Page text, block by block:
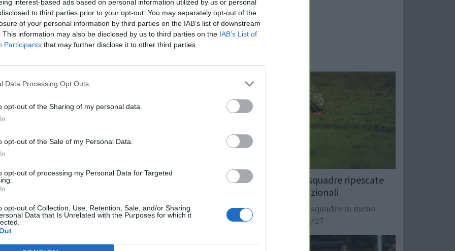
interest-based ads based on personal information utilized by us or personal
to third parties prior to your opt-out. You may separately opt-out of the
of your personal information by third parties on the IAB’s list of downstream
This information may also be disclosed by us to third parties on the IAB’s List of
Participants that may further disclose it to other third parties.
Data Processing Opt Outs
opt-out of the Sharing of my personal data.
opt-out of the Sale of my Personal Data.
opt-out of processing my Personal Data for Targeted
opt-out of Collection, Use, Retention, Sale, and/or Sharing
Data that Is Unrelated with the Purposes for which it
della Rugby World Cup 2023
Rugby: Record di squadre ripescate
nei campionati nazionali
Si stimano oltre 20 squadre in meno
dalla stagione 2026/27